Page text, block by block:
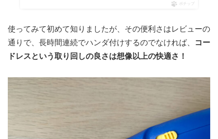
ポチップ
使ってみて初めて知りましたが、その便利さはレビューの
通りで、長時間連続でハンダ付けするのでなければ、
コー
ドレスという取り回しの良さは想像以上の快適さ！